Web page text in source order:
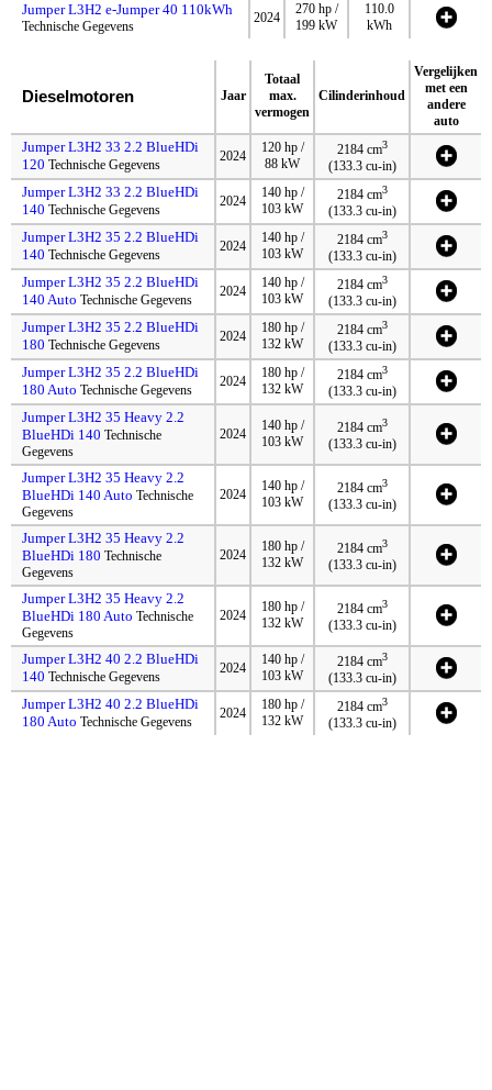
Jumper L3H2 e-Jumper 40 110kWh
Technische Gegevens
2024
270 hp /
199 kW
110.0
kWh
Dieselmotoren Jaar
Totaal
max.
vermogen
Cilinderinhoud
Vergelijken
met een
andere
auto
Jumper L3H2 33 2.2 BlueHDi
120 Technische Gegevens
2024
120 hp /
88 kW
2184 cm3
(133.3 cu-in)
Jumper L3H2 33 2.2 BlueHDi
140 Technische Gegevens
2024
140 hp /
103 kW
2184 cm3
(133.3 cu-in)
Jumper L3H2 35 2.2 BlueHDi
140 Technische Gegevens
2024
140 hp /
103 kW
2184 cm3
(133.3 cu-in)
Jumper L3H2 35 2.2 BlueHDi
140 Auto Technische Gegevens
2024
140 hp /
103 kW
2184 cm3
(133.3 cu-in)
Jumper L3H2 35 2.2 BlueHDi
180 Technische Gegevens
2024
180 hp /
132 kW
2184 cm3
(133.3 cu-in)
Jumper L3H2 35 2.2 BlueHDi
180 Auto Technische Gegevens
2024
180 hp /
132 kW
2184 cm3
(133.3 cu-in)
Jumper L3H2 35 Heavy 2.2
BlueHDi 140 Technische
Gegevens
2024
140 hp /
103 kW
2184 cm3
(133.3 cu-in)
Jumper L3H2 35 Heavy 2.2
BlueHDi 140 Auto Technische
Gegevens
2024
140 hp /
103 kW
2184 cm3
(133.3 cu-in)
Jumper L3H2 35 Heavy 2.2
BlueHDi 180 Technische
Gegevens
2024
180 hp /
132 kW
2184 cm3
(133.3 cu-in)
Jumper L3H2 35 Heavy 2.2
BlueHDi 180 Auto Technische
Gegevens
2024
180 hp /
132 kW
2184 cm3
(133.3 cu-in)
Jumper L3H2 40 2.2 BlueHDi
140 Technische Gegevens
2024
140 hp /
103 kW
2184 cm3
(133.3 cu-in)
Jumper L3H2 40 2.2 BlueHDi
180 Auto Technische Gegevens
2024
180 hp /
132 kW
2184 cm3
(133.3 cu-in)